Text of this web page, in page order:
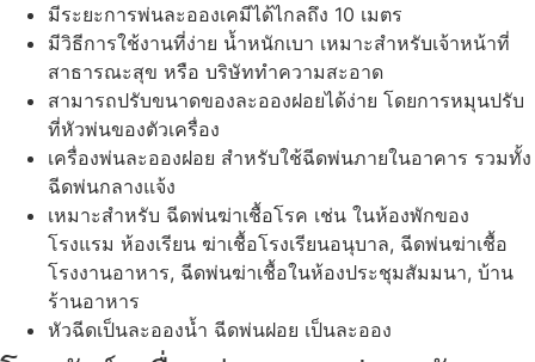
มีระยะการพ่นละอองเคมีได้ไกลถึง 10 เมตร
มีวิธีการใช้งานที่ง่าย น้ำหนักเบา เหมาะสำหรับเจ้าหน้าที่
สาธารณะสุข หรือ บริษัททำความสะอาด
สามารถปรับขนาดของละอองฝอยได้ง่าย โดยการหมุนปรับ
ที่หัวพ่นของตัวเครื่อง
เครื่องพ่นละอองฝอย สำหรับใช้ฉีดพ่นภายในอาคาร รวมทั้ง
ฉีดพ่นกลางแจ้ง
เหมาะสำหรับ ฉีดพ่นฆ่าเชื้อโรค เช่น ในห้องพักของ
โรงแรม ห้องเรียน ฆ่าเชื้อโรงเรียนอนุบาล, ฉีดพ่นฆ่าเชื้อ
โรงงานอาหาร, ฉีดพ่นฆ่าเชื้อในห้องประชุมสัมมนา, บ้าน
ร้านอาหาร
หัวฉีดเป็นละอองน้ำ ฉีดพ่นฝอย เป็นละออง